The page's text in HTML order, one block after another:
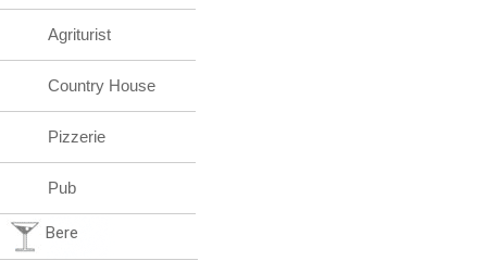
Agriturist
Country House
Pizzerie
Pub
Bere